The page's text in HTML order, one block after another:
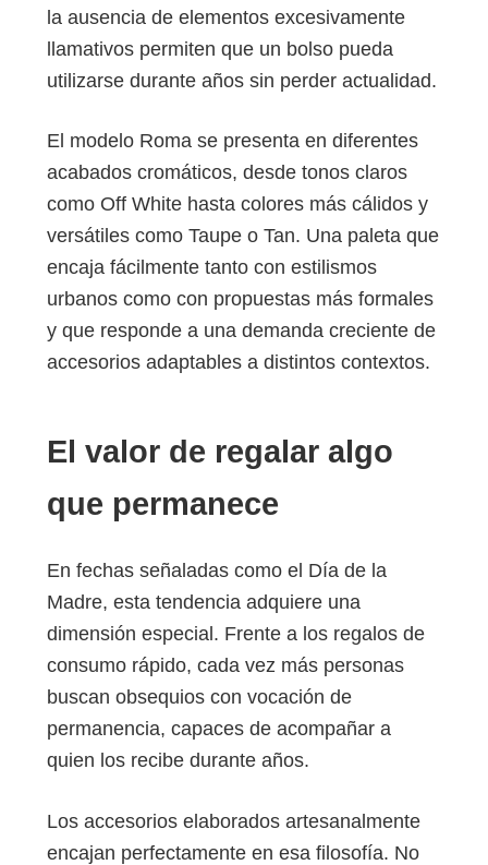
la ausencia de elementos excesivamente
llamativos permiten que un bolso pueda
utilizarse durante años sin perder actualidad.
El modelo Roma se presenta en diferentes
acabados cromáticos, desde tonos claros
como Off White hasta colores más cálidos y
versátiles como Taupe o Tan. Una paleta que
encaja fácilmente tanto con estilismos
urbanos como con propuestas más formales
y que responde a una demanda creciente de
accesorios adaptables a distintos contextos.
El valor de regalar algo
que permanece
En fechas señaladas como el Día de la
Madre, esta tendencia adquiere una
dimensión especial. Frente a los regalos de
consumo rápido, cada vez más personas
buscan obsequios con vocación de
permanencia, capaces de acompañar a
quien los recibe durante años.
Los accesorios elaborados artesanalmente
encajan perfectamente en esa filosofía. No